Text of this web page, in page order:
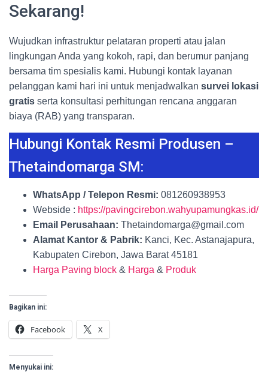
Sekarang!
Wujudkan infrastruktur pelataran properti atau jalan
lingkungan Anda yang kokoh, rapi, dan berumur panjang
bersama tim spesialis kami. Hubungi kontak layanan
pelanggan kami hari ini untuk menjadwalkan survei lokasi
gratis serta konsultasi perhitungan rencana anggaran
biaya (RAB) yang transparan.
Hubungi Kontak Resmi Produsen –
Thetaindomarga SM:
WhatsApp / Telepon Resmi: 081260938953
Webside : https://pavingcirebon.wahyupamungkas.id/
Email Perusahaan: Thetaindomarga@gmail.com
Alamat Kantor & Pabrik: Kanci, Kec. Astanajapura,
Kabupaten Cirebon, Jawa Barat 45181
Harga Paving block & Harga & Produk
Bagikan ini:
Facebook X
Menyukai ini: